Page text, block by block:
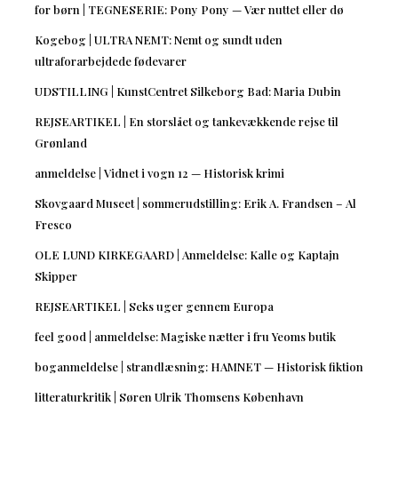
for børn | TEGNESERIE: Pony Pony — Vær nuttet eller dø
Kogebog | ULTRA NEMT: Nemt og sundt uden
ultraforarbejdede fødevarer
UDSTILLING | KunstCentret Silkeborg Bad: Maria Dubin
REJSEARTIKEL | En storslået og tankevækkende rejse til
Grønland
anmeldelse | Vidnet i vogn 12 — Historisk krimi
Skovgaard Museet | sommerudstilling: Erik A. Frandsen – Al
Fresco
OLE LUND KIRKEGAARD | Anmeldelse: Kalle og Kaptajn
Skipper
REJSEARTIKEL | Seks uger gennem Europa
feel good | anmeldelse: Magiske nætter i fru Yeoms butik
boganmeldelse | strandlæsning: HAMNET — Historisk fiktion
litteraturkritik | Søren Ulrik Thomsens København